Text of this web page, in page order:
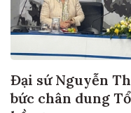
Đại sứ Nguyễn
bức chân dung